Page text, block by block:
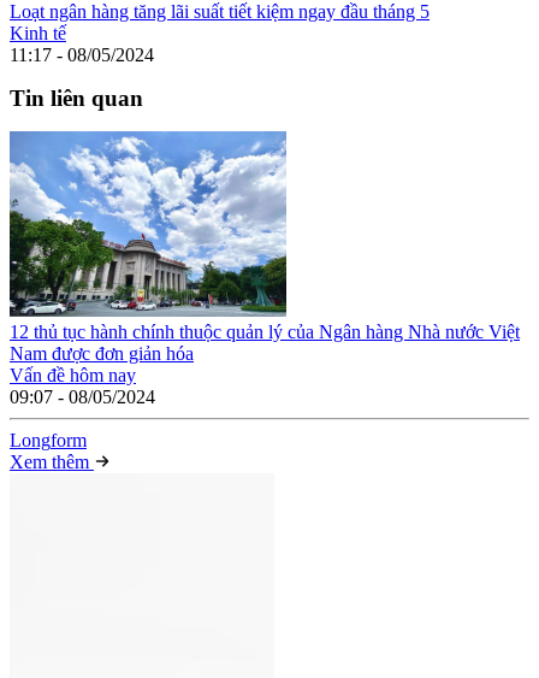
Loạt ngân hàng tăng lãi suất tiết kiệm ngay đầu tháng 5
Kinh tế
11:17 - 08/05/2024
Tin liên quan
12 thủ tục hành chính thuộc quản lý của Ngân hàng Nhà nước Việt
Nam được đơn giản hóa
Vấn đề hôm nay
09:07 - 08/05/2024
Longform
Xem thêm